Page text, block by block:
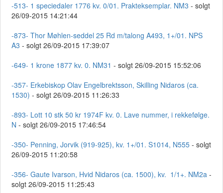
-513- 1 speciedaler 1776 kv. 0/01. Prakteksemplar. NM3 - solgt
26/09-2015 14:21:44
-873- Thor Møhlen-seddel 25 Rd m/talong A493, 1+/01. NPS
A3 - solgt 26/09-2015 17:39:07
-649- 1 krone 1877 kv. 0. NM31 - solgt 26/09-2015 15:52:06
-357- Erkebiskop Olav Engelbrektsson, Skilling Nidaros (ca.
1530) - solgt 26/09-2015 11:26:33
-893- Lott 10 stk 50 kr 1974F kv. 0. Lave nummer, i rekkefølge.
N - solgt 26/09-2015 17:46:54
-350- Penning, Jorvik (919-925), kv. 1+/01. S1014, N555 - solgt
26/09-2015 11:20:58
-356- Gaute Ivarson, Hvid Nidaros (ca. 1500), kv. 1/1+. NM2a -
solgt 26/09-2015 11:25:43